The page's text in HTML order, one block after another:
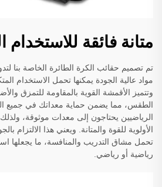
متانة فائقة
تم تصميم حقائب الكرة الطائرة الخاصة بنا
مواد عالية الجودة يمكنها تحمل الاستخدام
وتتميز الأقمشة القوية بالمقاومة للتمزق
الطقس، مما يضمن حماية معداتك في جميع
الرياضيين يحتاجون إلى معدات موثوقة،
الأولوية للقوة والمتانة. ويعني هذا الالتزام
تحمل مشاق التدريب والمنافسة، ما يجعلها
رياضية أو رياضي.